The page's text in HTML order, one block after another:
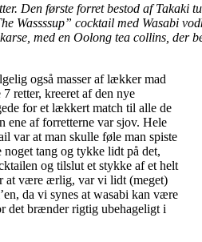
Den første forret bestod af Takaki
Wassssup” cocktail med Wasabi
med en Oolong tea collins, der
også masser af lækker mad
retter, kreeret af den nye
for et lækkert match til alle de
ene af forretterne var sjov. Hele
var at man skulle føle man spiste
noget tang og tykke lidt på det,
og tilslut et stykke af et helt
at være ærlig, var vi lidt (meget)
da vi synes at wasabi kan være
det brænder rigtig ubehageligt i